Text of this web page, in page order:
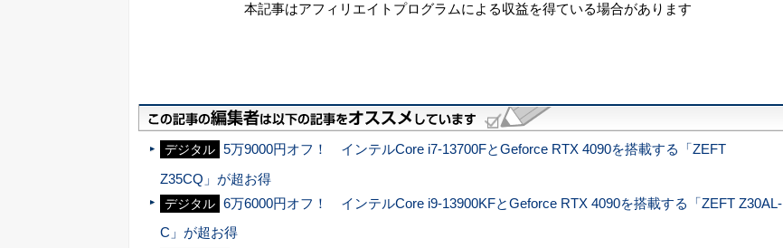
本記事はアフィリエイトプログラムによる収益を得ている場合があります
デジタル 5万9000円オフ！ インテルCore i7-13700FとGeforce RTX 4090を搭載する「ZEFT
Z35CQ」が超お得
デジタル 6万6000円オフ！ インテルCore i9-13900KFとGeforce RTX 4090を搭載する「ZEFT Z30AL-
C」が超お得